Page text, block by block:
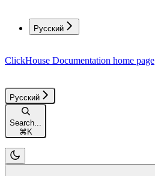
Русский
ClickHouse Documentation home page
Русский
Search...
⌘K